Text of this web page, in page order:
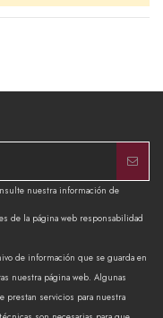
nuestra información de
de la página web responsabilidad
de información que se guarda en
nuestra página web. Algunas
prestan servicios para nuestra